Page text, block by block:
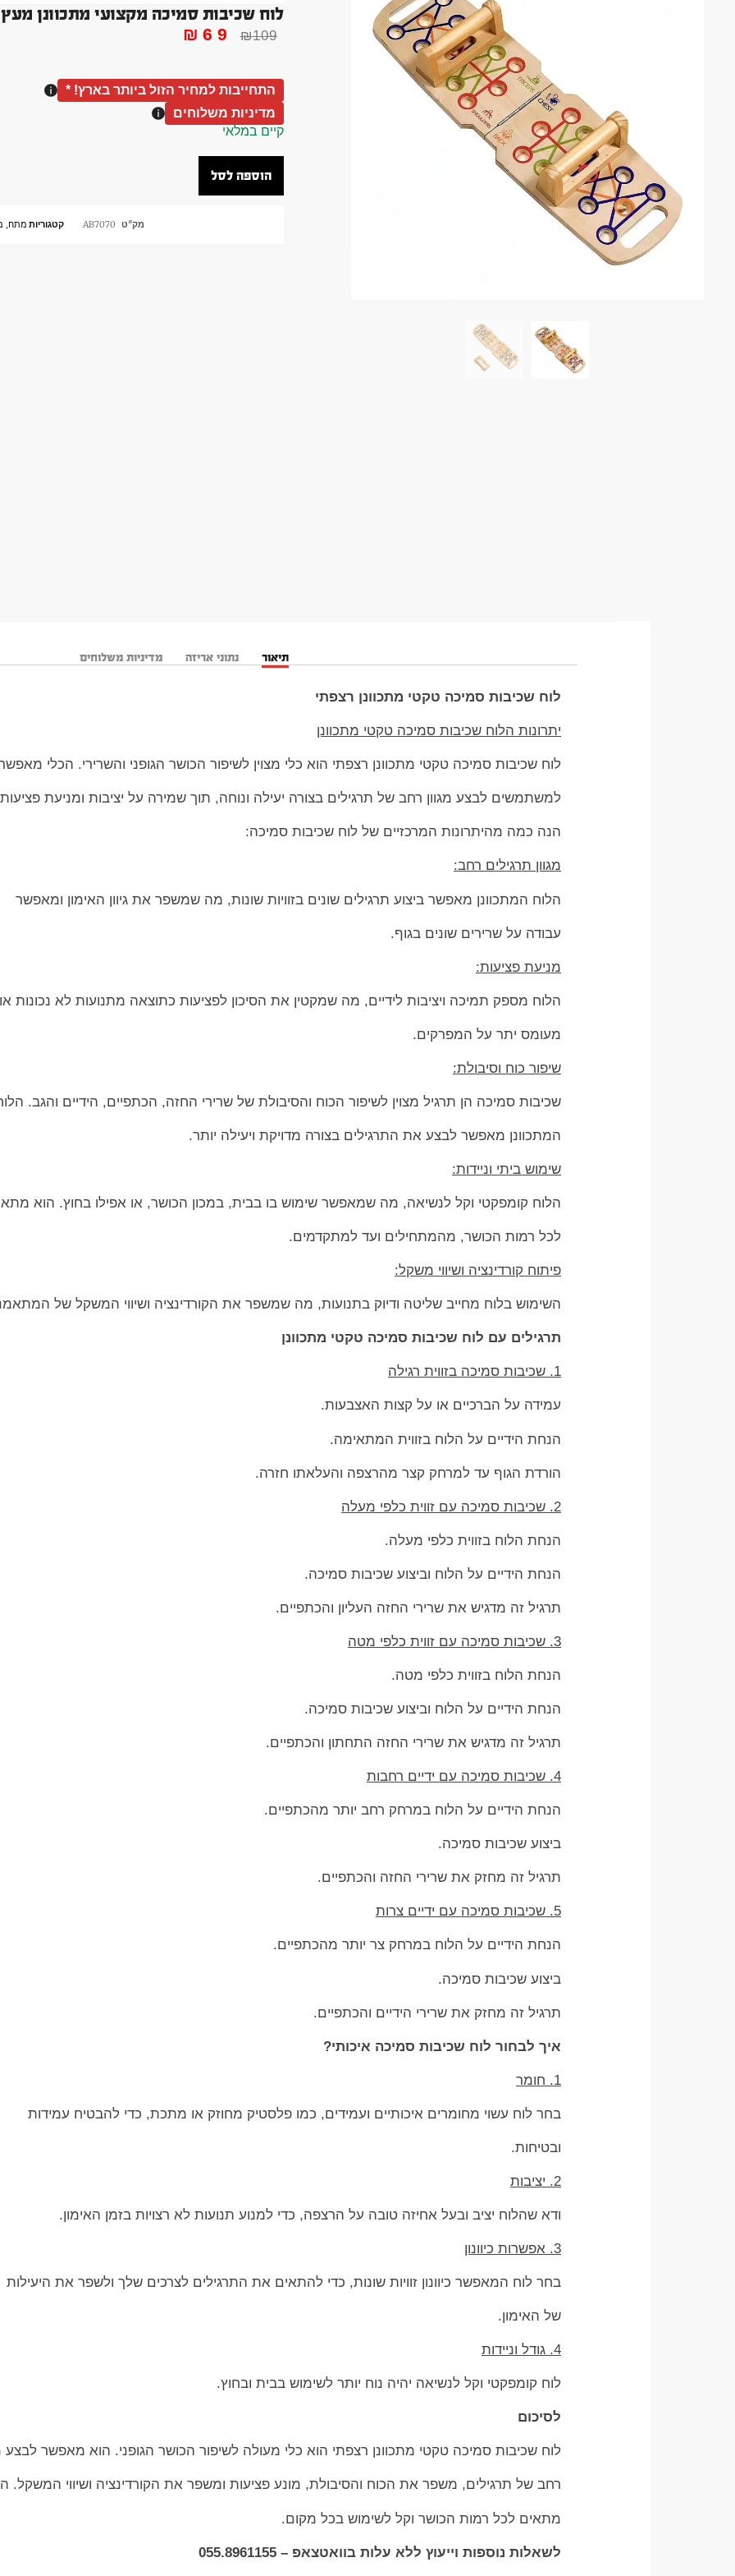
לוח שכיבות סמיכה מקצועי מתכוונן מעץ
₪109
₪69
התחייבות למחיר הזול ביותר בארץ! *
מדיניות משלוחים
קיים במלאי
הוספה לסל
מק"ט AB7070 קטגוריות מתח,
תיאור נתוני אריזה מדיניות משלוחים
לוח שכיבות סמיכה טקטי מתכוונן רצפתי
יתרונות הלוח שכיבות סמיכה טקטי מתכוונן
לוח שכיבות סמיכה טקטי מתכוונן רצפתי הוא כלי מצוין לשיפור הכושר הגופני והשרירי. הכלי
למשתמשים לבצע מגוון רחב של תרגילים בצורה יעילה ונוחה, תוך שמירה על יציבות ומניעת
הנה כמה מהיתרונות המרכזיים של לוח שכיבות סמיכה:
מגוון תרגילים רחב:
הלוח המתכוונן מאפשר ביצוע תרגילים שונים בזוויות שונות, מה שמשפר את גיוון האימון ומאפשר
עבודה על שרירים שונים בגוף.
מניעת פציעות:
הלוח מספק תמיכה ויציבות לידיים, מה שמקטין את הסיכון לפציעות כתוצאה מתנועות לא נכונות או
מעומס יתר על המפרקים.
שיפור כוח וסיבולת:
שכיבות סמיכה הן תרגיל מצוין לשיפור הכוח והסיבולת של שרירי החזה, הכתפיים, הידיים והגב.
המתכוונן מאפשר לבצע את התרגילים בצורה מדויקת ויעילה יותר.
שימוש ביתי וניידות:
הלוח קומפקטי וקל לנשיאה, מה שמאפשר שימוש בו בבית, במכון הכושר, או אפילו בחוץ. הוא
לכל רמות הכושר, מהמתחילים ועד למתקדמים.
פיתוח קורדינציה ושיווי משקל:
השימוש בלוח מחייב שליטה ודיוק בתנועות, מה שמשפר את הקורדינציה ושיווי המשקל של
תרגילים עם לוח שכיבות סמיכה טקטי מתכוונן
1. שכיבות סמיכה בזווית רגילה
עמידה על הברכיים או על קצות האצבעות.
הנחת הידיים על הלוח בזווית המתאימה.
הורדת הגוף עד למרחק קצר מהרצפה והעלאתו חזרה.
2. שכיבות סמיכה עם זווית כלפי מעלה
הנחת הלוח בזווית כלפי מעלה.
הנחת הידיים על הלוח וביצוע שכיבות סמיכה.
תרגיל זה מדגיש את שרירי החזה העליון והכתפיים.
3. שכיבות סמיכה עם זווית כלפי מטה
הנחת הלוח בזווית כלפי מטה.
הנחת הידיים על הלוח וביצוע שכיבות סמיכה.
תרגיל זה מדגיש את שרירי החזה התחתון והכתפיים.
4. שכיבות סמיכה עם ידיים רחבות
הנחת הידיים על הלוח במרחק רחב יותר מהכתפיים.
ביצוע שכיבות סמיכה.
תרגיל זה מחזק את שרירי החזה והכתפיים.
5. שכיבות סמיכה עם ידיים צרות
הנחת הידיים על הלוח במרחק צר יותר מהכתפיים.
ביצוע שכיבות סמיכה.
תרגיל זה מחזק את שרירי הידיים והכתפיים.
איך לבחור לוח שכיבות סמיכה איכותי?
1. חומר
בחר לוח עשוי מחומרים איכותיים ועמידים, כמו פלסטיק מחוזק או מתכת, כדי להבטיח עמידות
ובטיחות.
2. יציבות
ודא שהלוח יציב ובעל אחיזה טובה על הרצפה, כדי למנוע תנועות לא רצויות בזמן האימון.
3. אפשרות כיוונון
בחר לוח המאפשר כיוונון זוויות שונות, כדי להתאים את התרגילים לצרכים שלך ולשפר את היעילות
של האימון.
4. גודל וניידות
לוח קומפקטי וקל לנשיאה יהיה נוח יותר לשימוש בבית ובחוץ.
לסיכום
לוח שכיבות סמיכה טקטי מתכוונן רצפתי הוא כלי מעולה לשיפור הכושר הגופני. הוא מאפשר לבצע
רחב של תרגילים, משפר את הכוח והסיבולת, מונע פציעות ומשפר את הקורדינציה ושיווי המשקל.
מתאים לכל רמות הכושר וקל לשימוש בכל מקום.
לשאלות נוספות וייעוץ ללא עלות בוואטצאפ – 055.8961155